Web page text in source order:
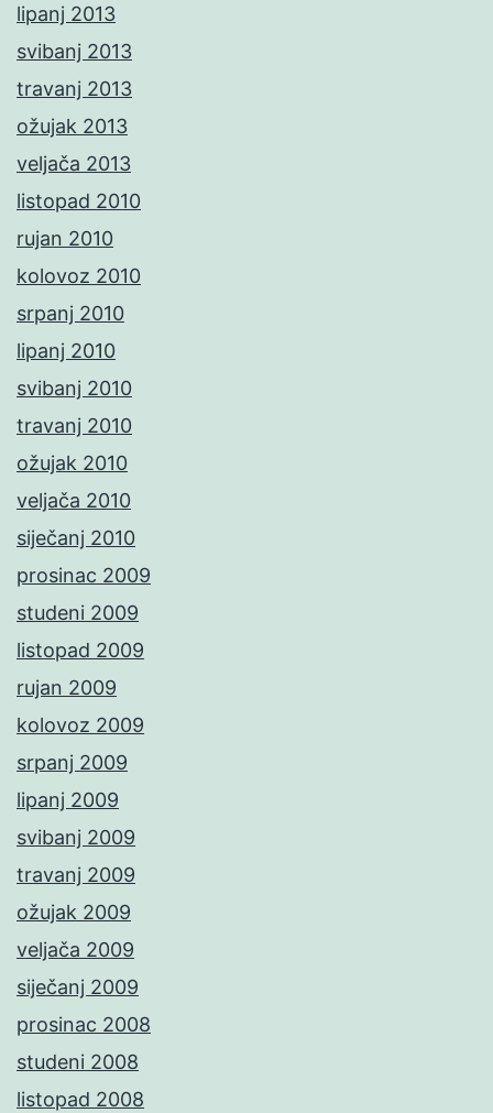
lipanj 2013
svibanj 2013
travanj 2013
ožujak 2013
veljača 2013
listopad 2010
rujan 2010
kolovoz 2010
srpanj 2010
lipanj 2010
svibanj 2010
travanj 2010
ožujak 2010
veljača 2010
siječanj 2010
prosinac 2009
studeni 2009
listopad 2009
rujan 2009
kolovoz 2009
srpanj 2009
lipanj 2009
svibanj 2009
travanj 2009
ožujak 2009
veljača 2009
siječanj 2009
prosinac 2008
studeni 2008
listopad 2008